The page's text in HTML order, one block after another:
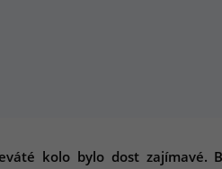
kolo bylo dost zajímavé.